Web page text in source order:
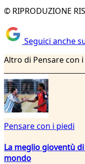
© RIPRODUZIONE
Seguici anche
Altro di Pensare con
Pensare con i piedi
La meglio gioventù
mondo